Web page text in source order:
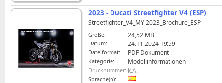
2023 - Ducati Streetfighter V4 (ESP)
Streetfighter_V4_MY 2023_Brochure_ESP
Größe: 24,52 MB
Datum: 24.11.2024 19:59
Dateiformat: PDF Dokument
Kategorie: Modellinformationen
Drucknummer: k.A.
Sprache(n):